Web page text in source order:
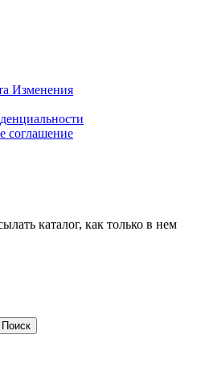
Изменения
соглашение
каталог, как только в нем
Поиск